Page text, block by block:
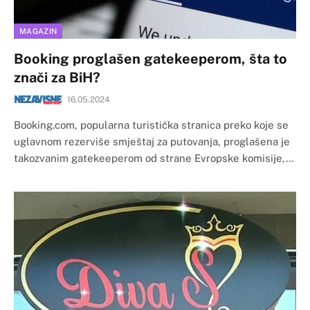
MAGAZIN
Booking proglašen gatekeeperom, šta to
znači za BiH?
16.05.2024
Booking.com, popularna turistička stranica preko koje se
uglavnom rezerviše smještaj za putovanja, proglašena je
takozvanim gatekeeperom od strane Evropske komisije,…